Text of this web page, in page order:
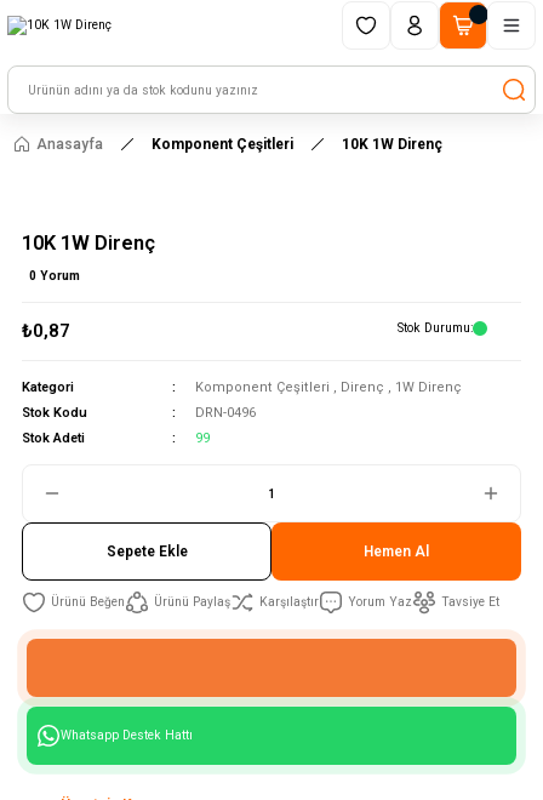
HAYAL ET - TASARLA - ÇALIŞTIR
Anasayfa Komponent Çeşitleri 10K 1W Direnç
10K 1W Direnç
0 Yorum
₺0,87 Stok Durumu
Kategori Komponent Çeşitleri , Direnç , 1W Direnç
Stok Kodu
DRN-0496
Stok Adeti
99
Sepete Ekle Hemen Al
Ürünü Paylaş Karşılaştır Yorum Yaz Tavsiye Et
Whatsapp Destek Hattı